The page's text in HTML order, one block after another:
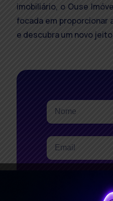
imobiliário, o Ouse
focada em proporcionar
e descubra um novo